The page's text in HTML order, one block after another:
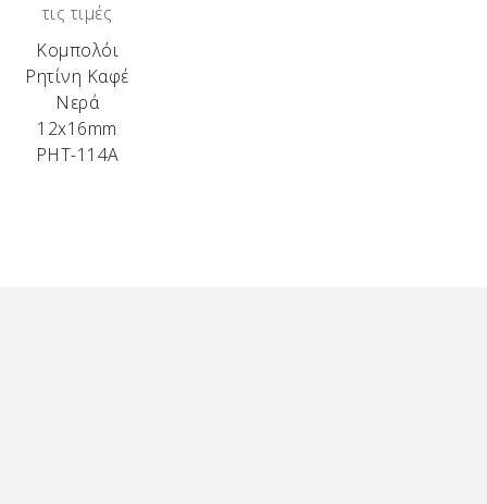
τις τιμές
Κομπολόι
Ρητίνη Καφέ
Νερά
12x16mm
ΡΗΤ-114Α